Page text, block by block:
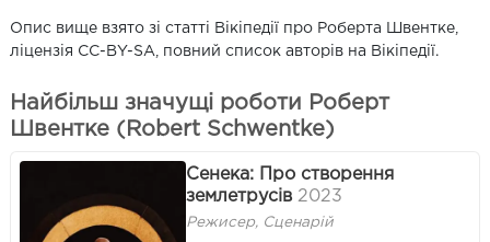
Опис вище взято зі статті Вікіпедії про Роберта Швентке,
ліцензія CC-BY-SA, повний список авторів на Вікіпедії.
Найбільш значущі роботи Роберт
Швентке (Robert Schwentke)
Сенека: Про створення
землетрусів 2023
Режисер, Сценарій